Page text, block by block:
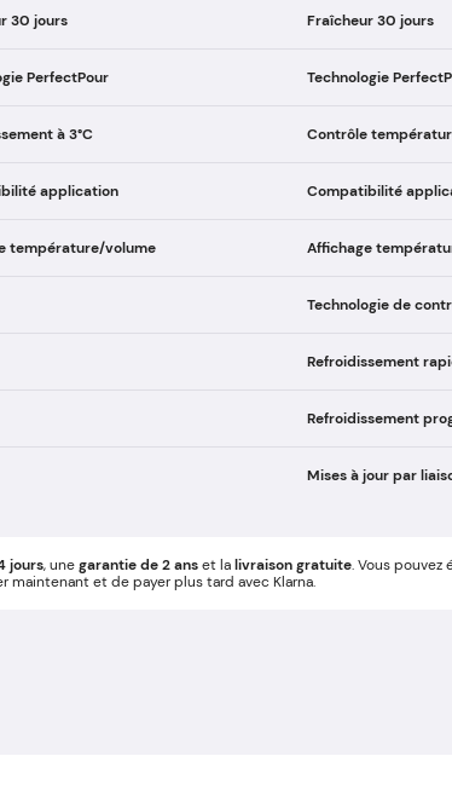
30 jours Fraîcheur 30 jours
PerfectPour Technologie
à 3°C Contrôle
application Compatibilité
température/volume Affichage
Technologie de
Refroidissement
Refroidissement
Mises à jour par
jours, unegarantie de 2 anset lalivraison gratuite. Vous pouvez
maintenant et de payer plus tard avec Klarna.